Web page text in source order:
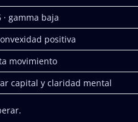
gamma baja
positiva
movimiento
capital y claridad mental